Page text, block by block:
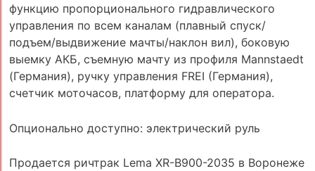
функцию пропорционального гидравлического
управления по всем каналам (плавный спуск/
подъем/выдвижение мачты/наклон вил), боковую
выемку АКБ, съемную мачту из профиля Mannstaedt
(Германия), ручку управления FREI (Германия),
счетчик моточасов, платформу для оператора.
Опционально доступно: электрический руль
Продается ричтрак Lema XR-B900-2035 в Воронеже